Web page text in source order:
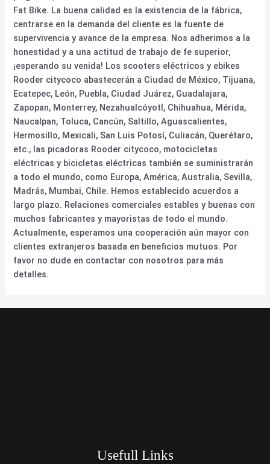
Fat Bike. La buena calidad es la existencia de la fábrica,
centrarse en la demanda del cliente es la fuente de
supervivencia y avance de la empresa. Nos adherimos a la
honestidad y a una actitud de trabajo de fe superior,
¡esperando su venida! Los scooters eléctricos y ebikes
Rooder citycoco abastecerán a Ciudad de México, Tijuana,
Ecatepec, León, Puebla, Ciudad Juárez, Guadalajara,
Zapopan, Monterrey, Nezahualcóyotl, Chihuahua, Mérida,
Naucalpan, Toluca, Cancún, Saltillo, Aguascalientes,
Hermosillo, Mexicali, San Luis Potosí, Culiacán, Querétaro,
etc., las picadoras Rooder citycoco, motocicletas
eléctricas y bicicletas eléctricas también se suministrarán
a todo el mundo, como Europa, América, Australia, Sevilla,
Madrás, Mumbai, Chile. Hemos establecido acuerdos a
largo plazo. Relaciones comerciales estables y buenas con
muchos fabricantes y mayoristas de todo el mundo.
Actualmente, esperamos una cooperación aún mayor con
clientes extranjeros basada en beneficios mutuos. Por
favor no dude en contactar con nosotros para más
detalles.
Usefull Links